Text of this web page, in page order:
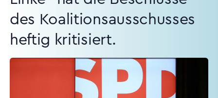
des Koalitionsausschusses
heftig kritisiert.